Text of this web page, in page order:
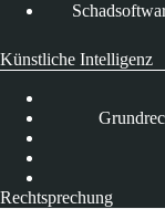
Künstliche Intelligenz
Rechtsprechung